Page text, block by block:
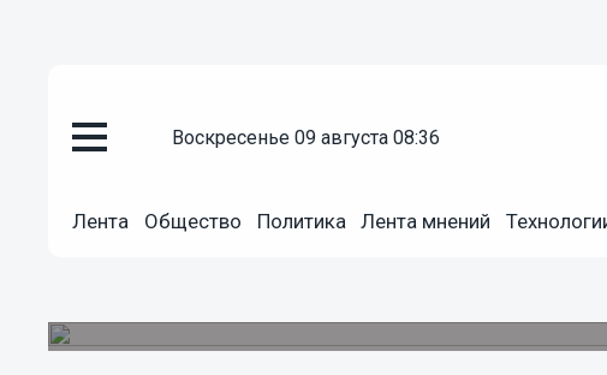
воскресенье 09 августа 08:36
Лента Общество Политика Лента мнений
Нижегородцам рассказали, какие